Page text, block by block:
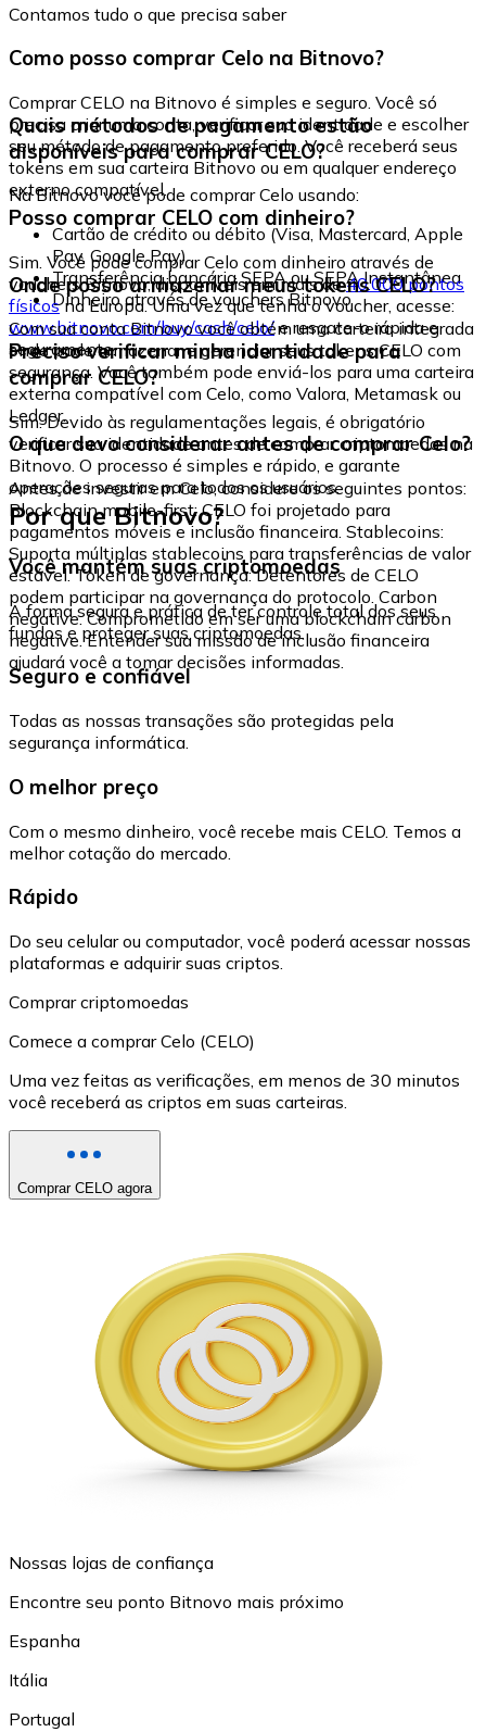
Contamos tudo o que precisa saber
Como posso comprar Celo na Bitnovo?
Comprar CELO na Bitnovo é simples e seguro. Você só
precisa criar uma conta, verificar sua identidade e escolher
seu método de pagamento preferido. Você receberá seus
tokens em sua carteira Bitnovo ou em qualquer endereço
externo compatível.
Quais métodos de pagamento estão
disponíveis para comprar CELO?
Na Bitnovo você pode comprar Celo usando:
Cartão de crédito ou débito (Visa, Mastercard, Apple
Pay, Google Pay)
Transferência bancária SEPA ou SEPA Instantânea
Dinheiro através de vouchers Bitnovo
Posso comprar CELO com dinheiro?
Sim. Você pode comprar Celo com dinheiro através de
vouchers Bitnovo, disponíveis em mais de40.000 pontos
físicosna Europa. Uma vez que tenha o voucher, acesse:
www.bitnovo.com/buy/cash/celo/e resgate-o rápida e
seguramente.
Onde posso armazenar meus tokens CELO?
Com sua conta Bitnovo você obtém uma carteira integrada
onde pode armazenar e gerenciar seus tokens CELO com
segurança. Você também pode enviá-los para uma carteira
externa compatível com Celo, como Valora, Metamask ou
Ledger.
Preciso verificar minha identidade para
comprar CELO?
Sim. Devido às regulamentações legais, é obrigatório
verificar sua identidade antes de comprar criptomoedas na
Bitnovo. O processo é simples e rápido, e garante
operações seguras para todos os usuários.
O que devo considerar antes de comprar Celo?
Antes de investir em Celo, considere os seguintes pontos:
Blockchain mobile-first: CELO foi projetado para
pagamentos móveis e inclusão financeira. Stablecoins:
Suporta múltiplas stablecoins para transferências de valor
estável. Token de governança: Detentores de CELO
podem participar na governança do protocolo. Carbon
negative: Comprometido em ser uma blockchain carbon
negative. Entender sua missão de inclusão financeira
ajudará você a tomar decisões informadas.
Por que Bitnovo?
Você mantém suas criptomoedas
A forma segura e prática de ter controle total dos seus
fundos e proteger suas criptomoedas.
Seguro e confiável
Todas as nossas transações são protegidas pela
segurança informática.
O melhor preço
Com o mesmo dinheiro, você recebe mais CELO. Temos a
melhor cotação do mercado.
Rápido
Do seu celular ou computador, você poderá acessar nossas
plataformas e adquirir suas criptos.
Comprar criptomoedas
Comece a comprar Celo (CELO)
Uma vez feitas as verificações, em menos de 30 minutos
você receberá as criptos em suas carteiras.
Comprar CELO agora
Nossas lojas de confiança
Encontre seu ponto Bitnovo mais próximo
Espanha
Itália
Portugal